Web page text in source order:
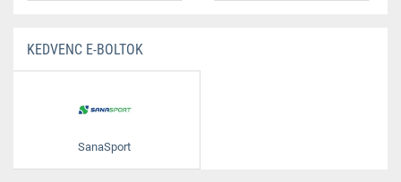
KEDVENC E-BOLTOK
SanaSport